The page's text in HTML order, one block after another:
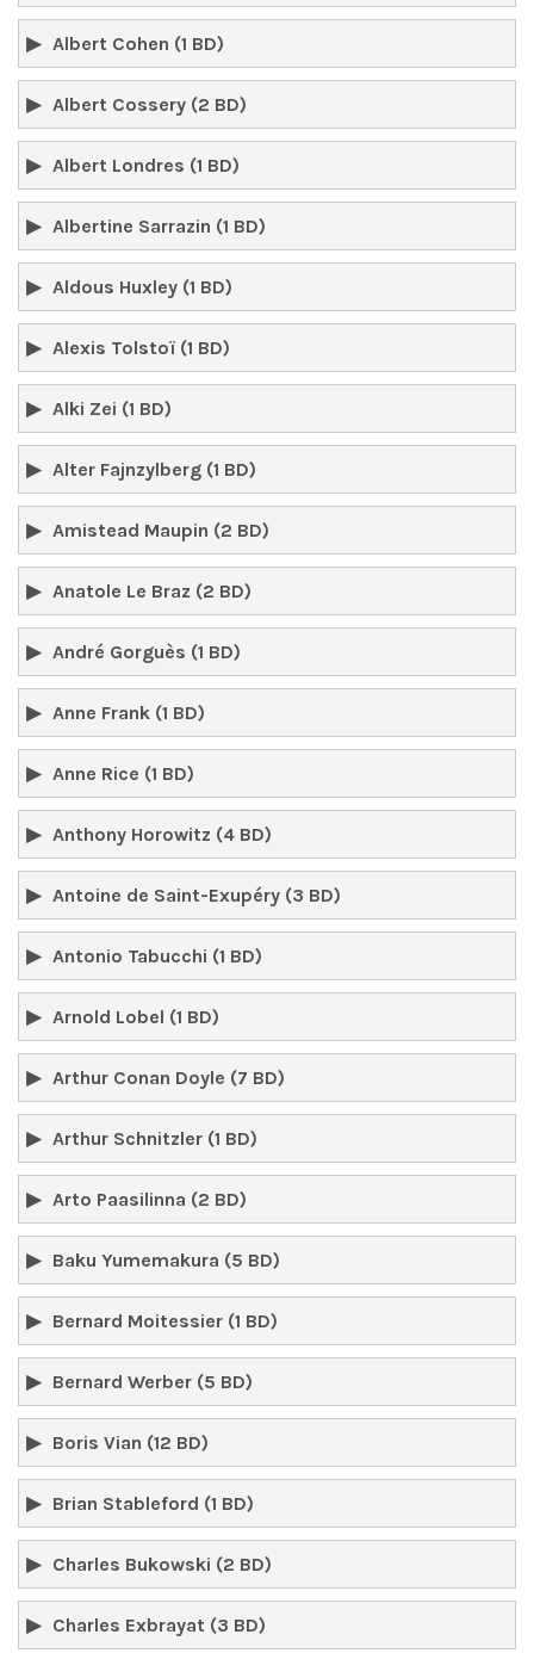
Albert Cohen (1 BD)
Albert Cossery (2 BD)
Albert Londres (1 BD)
Albertine Sarrazin (1 BD)
Aldous Huxley (1 BD)
Alexis Tolstoï (1 BD)
Alki Zei (1 BD)
Alter Fajnzylberg (1 BD)
Amistead Maupin (2 BD)
Anatole Le Braz (2 BD)
André Gorguès (1 BD)
Anne Frank (1 BD)
Anne Rice (1 BD)
Anthony Horowitz (4 BD)
Antoine de Saint-Exupéry (3 BD)
Antonio Tabucchi (1 BD)
Arnold Lobel (1 BD)
Arthur Conan Doyle (7 BD)
Arthur Schnitzler (1 BD)
Arto Paasilinna (2 BD)
Baku Yumemakura (5 BD)
Bernard Moitessier (1 BD)
Bernard Werber (5 BD)
Boris Vian (12 BD)
Brian Stableford (1 BD)
Charles Bukowski (2 BD)
Charles Exbrayat (3 BD)